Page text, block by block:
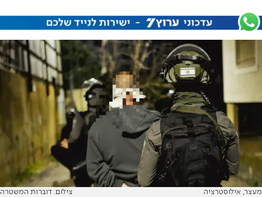
מעצר, אילוסטרציה צילום: דוברות המשטרה